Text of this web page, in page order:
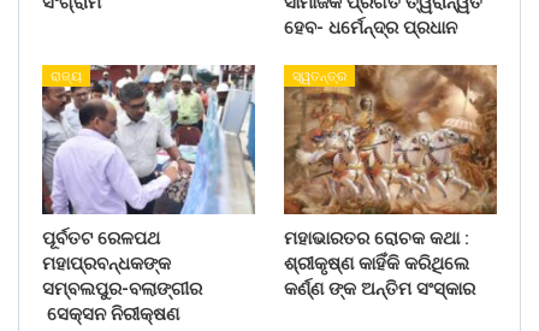
ହେବ- ଧର୍ମେନ୍ଦ୍ର ପ୍ରଧାନ
ରାଜ୍ୟ
ପୂର୍ବତଟ ରେଳପଥ
ମହାପ୍ରବନ୍ଧକଙ୍କ
ସମ୍ବଲପୁର-ବଲାଙ୍ଗୀର
ସେକ୍ସନ ନିରୀକ୍ଷଣ
ସ୍ୱତନ୍ତ୍ର
ମହାଭାରତର ରୋଚକ କଥା :
ଶ୍ରୀକୃଷ୍ଣ କାହିଁକି କରିଥିଲେ
କର୍ଣ୍ଣ ଙ୍କ ଅନ୍ତିମ ସଂସ୍କାର